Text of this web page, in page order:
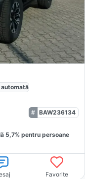
automată
BAW236134
5,7% pentru persoane
Favorite